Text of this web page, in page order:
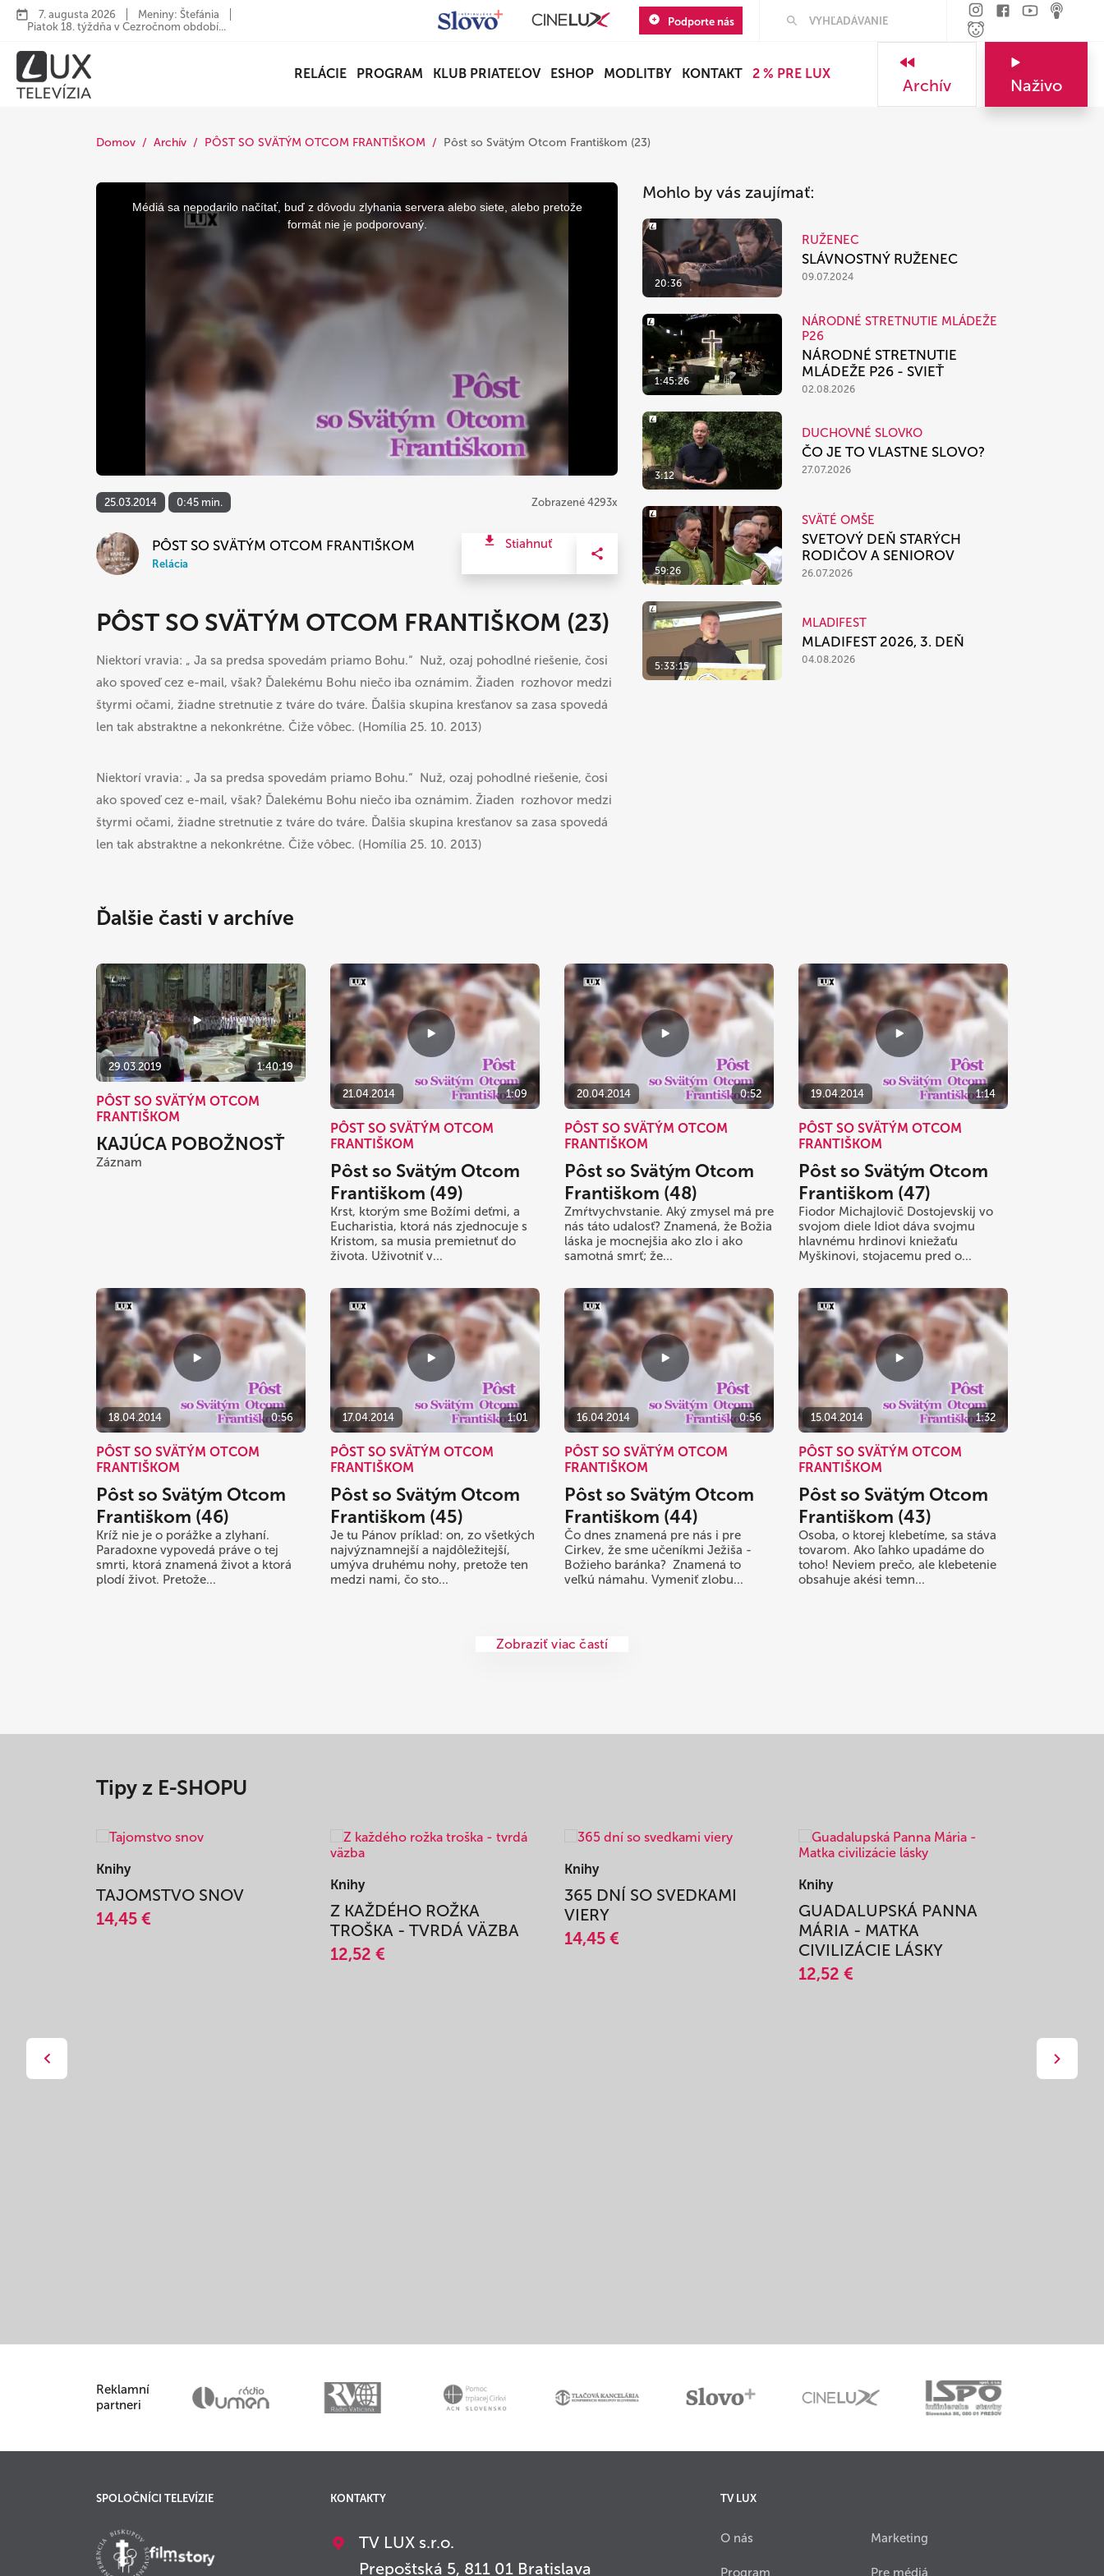
7. augusta 2026
Meniny: Štefánia
Piatok 18. týždňa v Cezročnom období...
Podporte nás
RELÁCIE PROGRAM KLUB PRIATEĽOV ESHOP MODLITBY KONTAKT 2 % PRE LUX
Archív Naživo
Domov Archív PÔST SO SVÄTÝM OTCOM FRANTIŠKOM Pôst so Svätým Otcom Františkom (23)
This
Médiá sa nepodarilo načítať, buď z dôvodu zlyhania servera alebo siete, alebo pretože
formát nie je podporovaný.
25.03.2014 0:45 min. Zobrazené 4293x
PÔST SO SVÄTÝM OTCOM FRANTIŠKOM
Relácia
Stiahnuť
PÔST SO SVÄTÝM OTCOM FRANTIŠKOM (23)
Niektorí vravia: „ Ja sa predsa spovedám priamo Bohu.“ Nuž, ozaj pohodlné riešenie, čosi
ako spoveď cez e-mail, však? Ďalekému Bohu niečo iba oznámim. Žiaden rozhovor medzi
štyrmi očami, žiadne stretnutie z tváre do tváre. Ďalšia skupina kresťanov sa zasa spovedá
len tak abstraktne a nekonkrétne. Čiže vôbec. (Homília 25. 10. 2013)
Niektorí vravia: „ Ja sa predsa spovedám priamo Bohu.“ Nuž, ozaj pohodlné riešenie, čosi
ako spoveď cez e-mail, však? Ďalekému Bohu niečo iba oznámim. Žiaden rozhovor medzi
štyrmi očami, žiadne stretnutie z tváre do tváre. Ďalšia skupina kresťanov sa zasa spovedá
len tak abstraktne a nekonkrétne. Čiže vôbec. (Homília 25. 10. 2013)
Mohlo by vás zaujímať:
20:36
RUŽENEC
SLÁVNOSTNÝ RUŽENEC
09.07.2024
1:45:26
NÁRODNÉ STRETNUTIE MLÁDEŽE
P26
NÁRODNÉ STRETNUTIE
MLÁDEŽE P26 - SVIEŤ
02.08.2026
3:12
DUCHOVNÉ SLOVKO
ČO JE TO VLASTNE SLOVO?
27.07.2026
59:26
SVÄTÉ OMŠE
SVETOVÝ DEŇ STARÝCH
RODIČOV A SENIOROV
26.07.2026
5:33:15
MLADIFEST
MLADIFEST 2026, 3. DEŇ
04.08.2026
Ďalšie časti v archíve
29.03.2019 1:40:19
PÔST SO SVÄTÝM OTCOM
FRANTIŠKOM
KAJÚCA POBOŽNOSŤ
Záznam
21.04.2014 1:09
PÔST SO SVÄTÝM OTCOM
FRANTIŠKOM
Pôst so Svätým Otcom
Františkom (49)
Krst, ktorým sme Božími deťmi, a
Eucharistia, ktorá nás zjednocuje s
Kristom, sa musia premietnuť do
života. Uživotniť v...
20.04.2014 0:52
PÔST SO SVÄTÝM OTCOM
FRANTIŠKOM
Pôst so Svätým Otcom
Františkom (48)
Zmŕtvychvstanie. Aký zmysel má pre
nás táto udalosť? Znamená, že Božia
láska je mocnejšia ako zlo i ako
samotná smrť; že...
19.04.2014 1:14
PÔST SO SVÄTÝM OTCOM
FRANTIŠKOM
Pôst so Svätým Otcom
Františkom (47)
Fiodor Michajlovič Dostojevskij vo
svojom diele Idiot dáva svojmu
hlavnému hrdinovi kniežaťu
Myškinovi, stojacemu pred o...
18.04.2014 0:56
PÔST SO SVÄTÝM OTCOM
FRANTIŠKOM
Pôst so Svätým Otcom
Františkom (46)
Kríž nie je o porážke a zlyhaní.
Paradoxne vypovedá práve o tej
smrti, ktorá znamená život a ktorá
plodí život. Pretože...
17.04.2014 1:01
PÔST SO SVÄTÝM OTCOM
FRANTIŠKOM
Pôst so Svätým Otcom
Františkom (45)
Je tu Pánov príklad: on, zo všetkých
najvýznamnejší a najdôležitejší,
umýva druhému nohy, pretože ten
medzi nami, čo sto...
16.04.2014 0:56
PÔST SO SVÄTÝM OTCOM
FRANTIŠKOM
Pôst so Svätým Otcom
Františkom (44)
Čo dnes znamená pre nás i pre
Cirkev, že sme učeníkmi Ježiša -
Božieho baránka? Znamená to
veľkú námahu. Vymeniť zlobu...
15.04.2014 1:32
PÔST SO SVÄTÝM OTCOM
FRANTIŠKOM
Pôst so Svätým Otcom
Františkom (43)
Osoba, o ktorej klebetíme, sa stáva
tovarom. Ako ľahko upadáme do
toho! Neviem prečo, ale klebetenie
obsahuje akési temn...
Zobraziť viac častí
Tipy z E-SHOPU
Knihy
TAJOMSTVO SNOV
14,45 €
Knihy
Z KAŽDÉHO ROŽKA
TROŠKA - TVRDÁ VÄZBA
12,52 €
Knihy
365 DNÍ SO SVEDKAMI
VIERY
14,45 €
Knihy
GUADALUPSKÁ PANNA
MÁRIA - MATKA
CIVILIZÁCIE LÁSKY
12,52 €
Reklamní
partneri
SPOLOČNÍCI TELEVÍZIE KONTAKTY
TV LUX s.r.o.
Prepoštská 5, 811 01 Bratislava
TV LUX
O nás
Program
Marketing
Pre médiá